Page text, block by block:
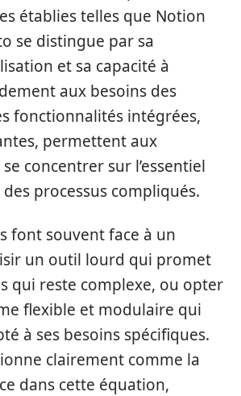
établies telles que Notion
se distingue par sa
et sa capacité à
aux besoins des
fonctionnalités intégrées,
permettent aux
concentrer sur l’essentiel
processus compliqués.
font souvent face à un
un outil lourd qui promet
qui reste complexe, ou opter
flexible et modulaire qui
à ses besoins spécifiques.
clairement comme la
dans cette équation,